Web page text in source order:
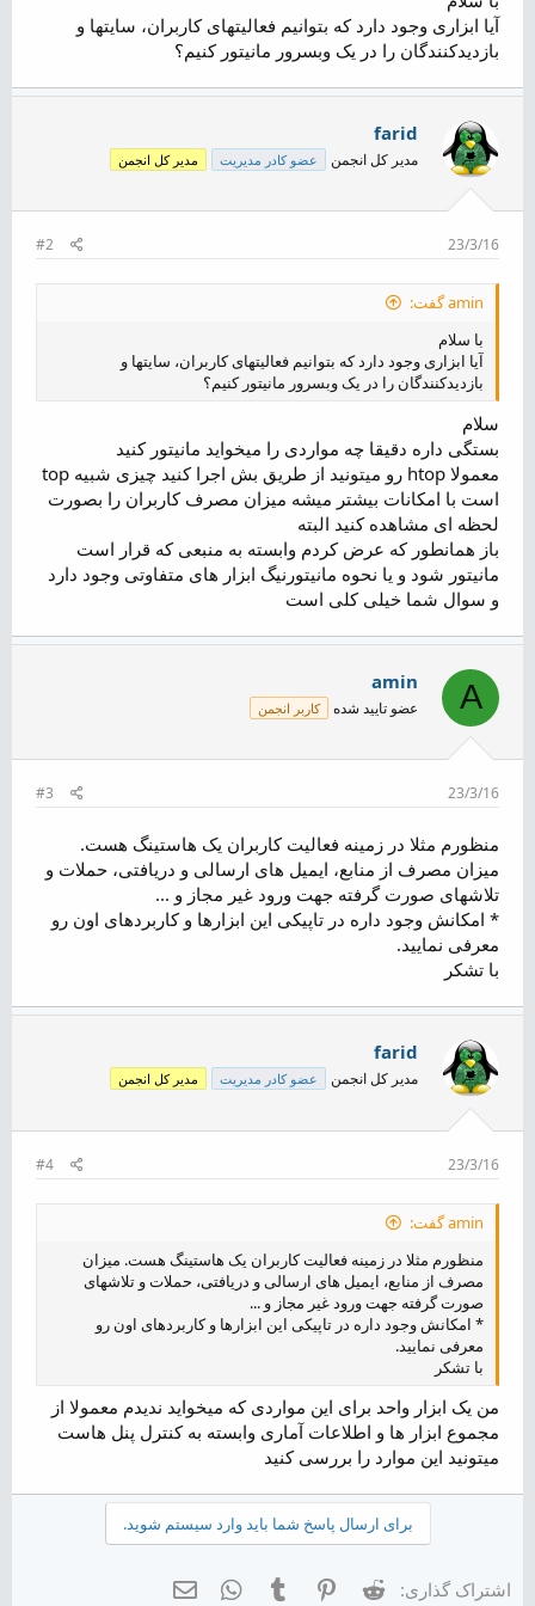
ض
و
ع
آیا ابزاری وجود دارد که بتوانیم فعالیتهای کاربران، سایتها و
بازدیدکنندگان را در یک وبسرور مانیتور کنیم؟
farid
مدیر کل انجمن عضو کادر مدیریت مدیر کل انجمن
23/3/16
#2
amin گفت:
با سلام
آیا ابزاری وجود دارد که بتوانیم فعالیتهای کاربران، سایتها و
بازدیدکنندگان را در یک وبسرور مانیتور کنیم؟
سلام
بستگی داره دقیقا چه مواردی را میخواید مانیتور کنید
معمولا htop رو میتونید از طریق بش اجرا کنید چیزی شبیه top
است با امکانات بیشتر میشه میزان مصرف کاربران را بصورت
لحظه ای مشاهده کنید البته
باز همانطور که عرض کردم وابسته به منبعی که قرار است
مانیتور شود و یا نحوه مانیتورنیگ ابزار های متفاوتی وجود دارد
و سوال شما خیلی کلی است
A
amin
عضو تایید شده کاربر انجمن
23/3/16
#3
منظورم مثلا در زمینه فعالیت کاربران یک هاستینگ هست.
میزان مصرف از منابع، ایمیل های ارسالی و دریافتی، حملات و
تلاشهای صورت گرفته جهت ورود غیر مجاز و ...
* امکانش وجود داره در تاپیکی این ابزارها و کاربردهای اون رو
معرفی نمایید.
با تشکر
farid
مدیر کل انجمن عضو کادر مدیریت مدیر کل انجمن
23/3/16
#4
amin گفت:
منظورم مثلا در زمینه فعالیت کاربران یک هاستینگ هست. میزان
مصرف از منابع، ایمیل های ارسالی و دریافتی، حملات و تلاشهای
صورت گرفته جهت ورود غیر مجاز و ...
* امکانش وجود داره در تاپیکی این ابزارها و کاربردهای اون رو
معرفی نمایید.
با تشکر
من یک ابزار واحد برای این مواردی که میخواید ندیدم معمولا از
مجموع ابزار ها و اطلاعات آماری وابسته به کنترل پنل هاست
میتونید این موارد را بررسی کنید
برای ارسال پاسخ شما باید وارد سیستم شوید.
اشتراک گذاری: Reddit
Pinterest
Tumblr
WhatsApp